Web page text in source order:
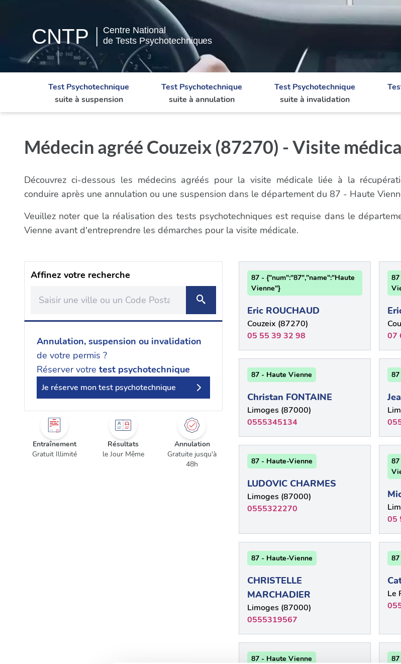
Test Psychotechnique
suite à suspension
Test Psychotechnique
suite à annulation
Test Psychotechnique
suite à invalidation
Médecin agréé Couzeix (87270) - Visite
Découvrez ci-dessous les médecins agréés pour la visite médicale liée à la
conduire après une annulation ou une suspension dans le département du 87 - Haute
Veuillez noter que la réalisation des tests psychotechniques est requise dans le
Vienne avant d'entreprendre les démarches pour la visite médicale.
Affinez votre recherche
Annulation, suspension ou invalidation
de votre permis ?
Réserver votre test psychotechnique
Je réserve mon test psychotechnique
Entraînement
Gratuit Illimité
Résultats
le Jour Même
Annulation
Gratuite jusqu'à
48h
87 - {"num":"87","name":"Haute
Vienne"}
Eric ROUCHAUD
Couzeix (87270)
05 55 39 32 98
07
87 - Haute Vienne
Christan FONTAINE
Limoges (87000)
0555345134
87 - Haute-Vienne
LUDOVIC CHARMES
Limoges (87000)
0555322270
05
87 - Haute-Vienne
CHRISTELLE
MARCHADIER
Limoges (87000)
0555319567
Le
87 - Haute Vienne